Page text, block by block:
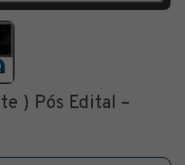
) Pós Edital –